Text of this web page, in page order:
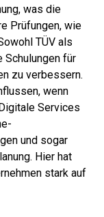
was die
Prüfungen, wie
TÜV als
für
zu verbessern.
wenn
Services
und sogar
Hier hat
stark auf